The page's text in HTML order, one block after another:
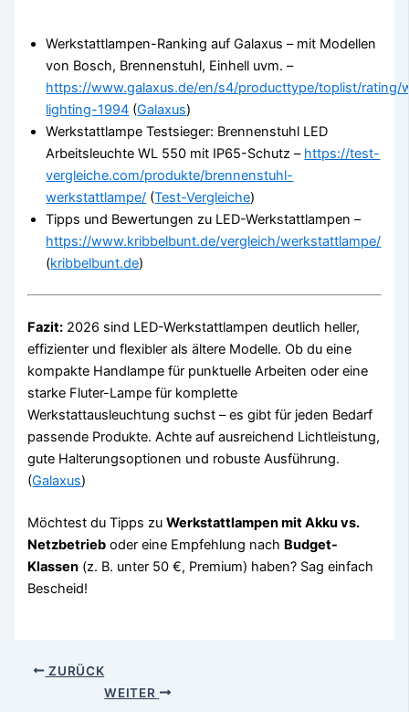
Werkstattlampen-Ranking auf Galaxus – mit Modellen
von Bosch, Brennenstuhl, Einhell uvm. –
https://www.galaxus.de/en/s4/producttype/toplist/rating/
lighting-1994 (Galaxus)
Werkstattlampe Testsieger: Brennenstuhl LED
Arbeitsleuchte WL 550 mit IP65-Schutz – https://test-
vergleiche.com/produkte/brennenstuhl-
werkstattlampe/ (Test-Vergleiche)
Tipps und Bewertungen zu LED-Werkstattlampen –
https://www.kribbelbunt.de/vergleich/werkstattlampe/
(kribbelbunt.de)
Fazit: 2026 sind LED-Werkstattlampen deutlich heller,
effizienter und flexibler als ältere Modelle. Ob du eine
kompakte Handlampe für punktuelle Arbeiten oder eine
starke Fluter-Lampe für komplette
Werkstattausleuchtung suchst – es gibt für jeden Bedarf
passende Produkte. Achte auf ausreichend Lichtleistung,
gute Halterungsoptionen und robuste Ausführung.
(Galaxus)
Möchtest du Tipps zuWerkstattlampen mit Akku vs.
Netzbetrieb oder eine Empfehlung nach Budget-
Klassen (z. B. unter 50 €, Premium) haben? Sag einfach
Bescheid!
ZURÜCK
WEITER